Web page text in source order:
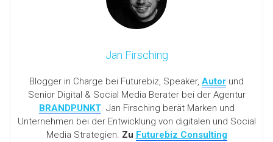
Jan Firsching
Blogger in Charge bei Futurebiz, Speaker, Autor und
Senior Digital & Social Media Berater bei der Agentur
BRANDPUNKT. Jan Firsching berät Marken und
Unternehmen bei der Entwicklung von digitalen und Social
Media Strategien. Zu Futurebiz Consulting